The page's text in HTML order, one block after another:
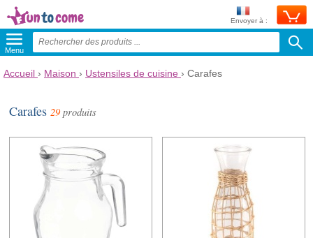
Envoyer à :
Menu
Accueil › Maison › Ustensiles de cuisine › Carafes
Carafes29produits